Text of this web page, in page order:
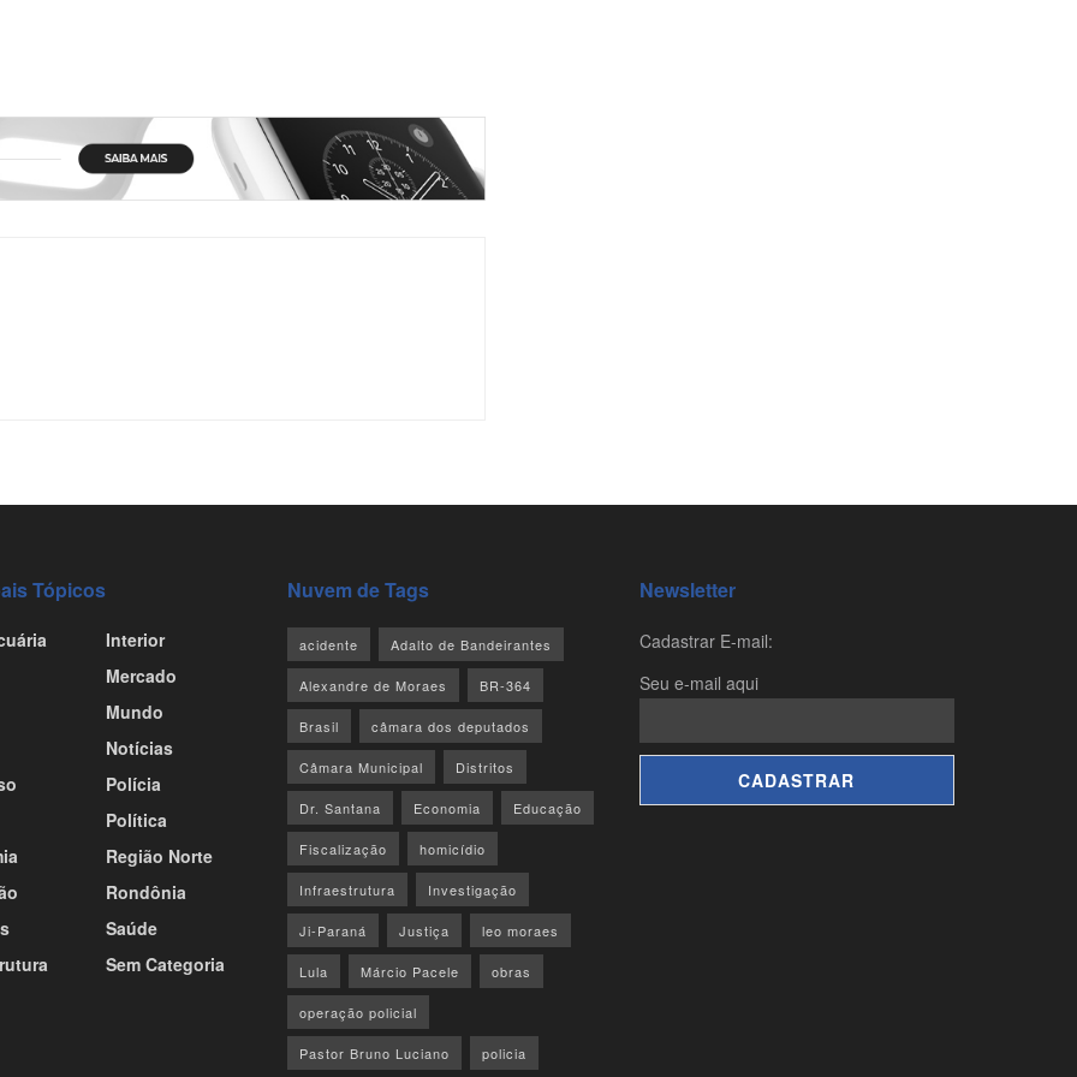
Tópicos
Interior
Mercado
Mundo
Notícias
Polícia
Política
Região Norte
Rondônia
Saúde
Sem Categoria
Nuvem de Tags
acidente Adalto de Bandeirantes
Alexandre de Moraes BR-364
Brasil câmara dos deputados
Câmara Municipal Distritos
Dr. Santana Economia Educação
Fiscalização homicídio
Infraestrutura Investigação
Ji-Paraná Justiça leo moraes
Lula Márcio Pacele obras
operação policial
Pastor Bruno Luciano policia
Newsletter
Cadastrar E-mail:
Seu e-mail aqui